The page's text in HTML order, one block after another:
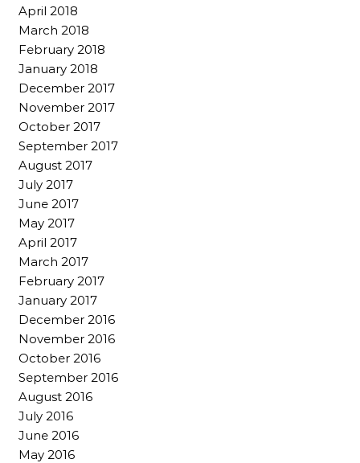
April 2018
March 2018
February 2018
January 2018
December 2017
November 2017
October 2017
September 2017
August 2017
July 2017
June 2017
May 2017
April 2017
March 2017
February 2017
January 2017
December 2016
November 2016
October 2016
September 2016
August 2016
July 2016
June 2016
May 2016